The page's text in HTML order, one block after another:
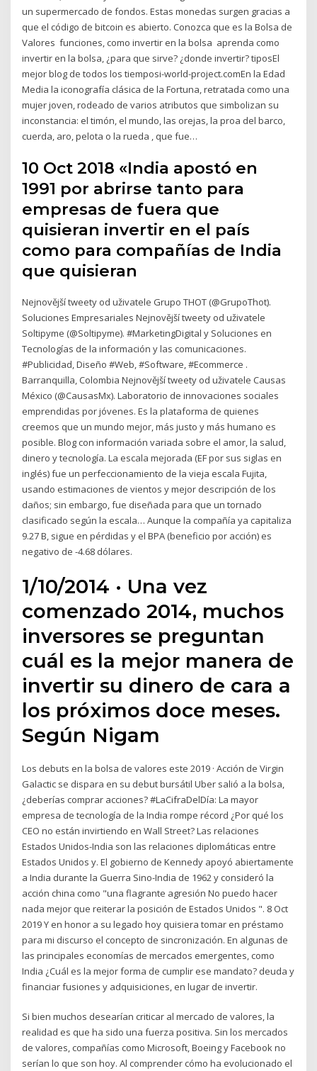
un supermercado de fondos. Estas monedas surgen gracias a
que el código de bitcoin es abierto. Conozca que es la Bolsa de
Valores ️ funciones, como invertir en la bolsa ️ aprenda como
invertir en la bolsa, ¿para que sirve? ¿donde invertir? tiposEl
mejor blog de todos los tiemposi-world-project.comEn la Edad
Media la iconografía clásica de la Fortuna, retratada como una
mujer joven, rodeado de varios atributos que simbolizan su
inconstancia: el timón, el mundo, las orejas, la proa del barco,
cuerda, aro, pelota o la rueda , que fue…
10 Oct 2018 «India apostó en
1991 por abrirse tanto para
empresas de fuera que
quisieran invertir en el país
como para compañías de India
que quisieran
Nejnovější tweety od uživatele Grupo THOT (@GrupoThot).
Soluciones Empresariales Nejnovější tweety od uživatele
Soltipyme (@Soltipyme). #MarketingDigital y Soluciones en
Tecnologías de la información y las comunicaciones.
#Publicidad, Diseño #Web, #Software, #Ecommerce .
Barranquilla, Colombia Nejnovější tweety od uživatele Causas
México (@CausasMx). Laboratorio de innovaciones sociales
emprendidas por jóvenes. Es la plataforma de quienes
creemos que un mundo mejor, más justo y más humano es
posible. Blog con información variada sobre el amor, la salud,
dinero y tecnología. La escala mejorada (EF por sus siglas en
inglés) fue un perfeccionamiento de la vieja escala Fujita,
usando estimaciones de vientos y mejor descripción de los
daños; sin embargo, fue diseñada para que un tornado
clasificado según la escala… Aunque la compañía ya capitaliza
9.27 B, sigue en pérdidas y el BPA (beneficio por acción) es
negativo de -4.68 dólares.
1/10/2014 · Una vez
comenzado 2014, muchos
inversores se preguntan
cuál es la mejor manera de
invertir su dinero de cara a
los próximos doce meses.
Según Nigam
Los debuts en la bolsa de valores este 2019 · Acción de Virgin
Galactic se dispara en su debut bursátil Uber salió a la bolsa,
¿deberías comprar acciones? #LaCifraDelDía: La mayor
empresa de tecnología de la India rompe récord ¿Por qué los
CEO no están invirtiendo en Wall Street? Las relaciones
Estados Unidos-India son las relaciones diplomáticas entre
Estados Unidos y. El gobierno de Kennedy apoyó abiertamente
a India durante la Guerra Sino-India de 1962 y consideró la
acción china como "una flagrante agresión No puedo hacer
nada mejor que reiterar la posición de Estados Unidos ". 8 Oct
2019 Y en honor a su legado hoy quisiera tomar en préstamo
para mi discurso el concepto de sincronización. En algunas de
las principales economías de mercados emergentes, como
India ¿Cuál es la mejor forma de cumplir ese mandato? deuda y
financiar fusiones y adquisiciones, en lugar de invertir.
Si bien muchos desearían criticar al mercado de valores, la
realidad es que ha sido una fuerza positiva. Sin los mercados
de valores, compañías como Microsoft, Boeing y Facebook no
serían lo que son hoy. Al comprender cómo ha evolucionado el